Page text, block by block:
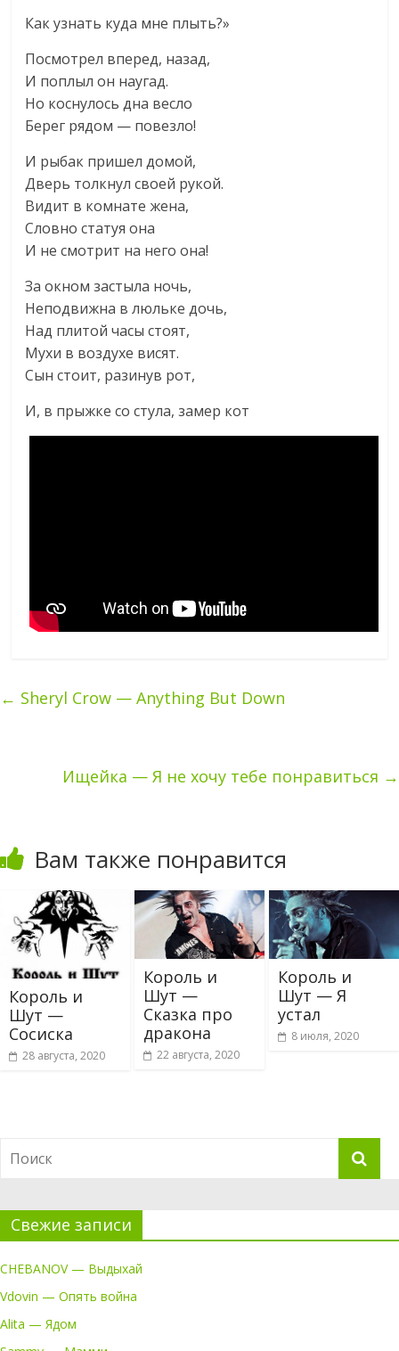
Как узнать куда мне плыть?»
Посмотрел вперед, назад,
И поплыл он наугад.
Hо коснулось дна весло
Берег рядом — повезло!
И рыбак пришел домой,
Дверь толкнул своей рукой.
Видит в комнате жена,
Словно статуя она
И не смотрит на него она!
За окном застыла ночь,
Hеподвижна в люльке дочь,
Hад плитой часы стоят,
Мухи в воздухе висят.
Сын стоит, разинув рот,
И, в прыжке со стула, замер кот
← Sheryl Crow — Anything But Down
Ищейка — Я не хочу тебе понравиться →
Вам также понравится
Король и
Шут —
Сосиска
28 августа, 2020
Король и
Шут —
Сказка про
дракона
22 августа, 2020
Король и
Шут — Я
устал
8 июля, 2020
Свежие записи
CHEBANOV — Выдыхай
Vdovin — Опять война
Alita — Ядом